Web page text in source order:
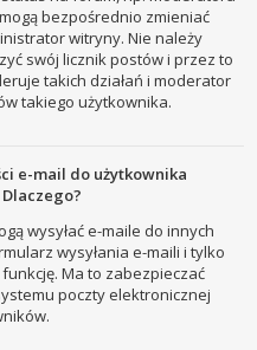
bezpośrednio zmieniać
witryny. Nie należy
swój licznik postów i przez to
takich działań i moderator
takiego użytkownika.
e-mail do użytkownika
wysyłać e-maile do innych
wysyłania e-maili i tylko
Ma to zabezpieczać
poczty elektronicznej